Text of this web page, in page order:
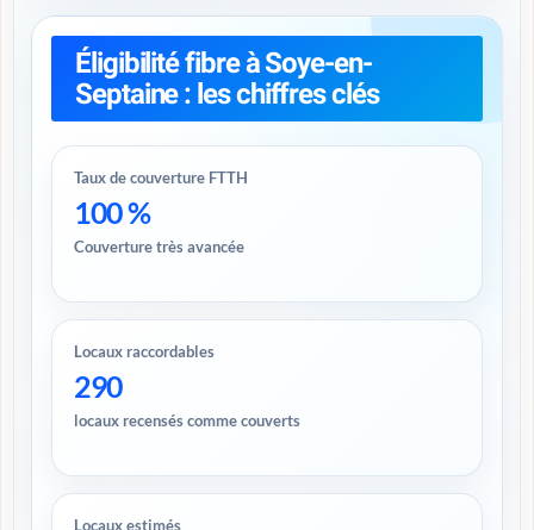
Éligibilité fibre à Soye-en-
Septaine : les chiffres clés
Taux de couverture FTTH
100 %
Couverture très avancée
Locaux raccordables
290
locaux recensés comme couverts
Locaux estimés